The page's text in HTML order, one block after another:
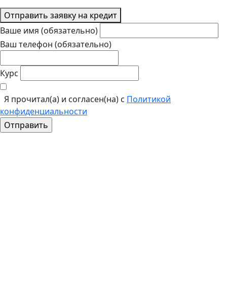
Отправить заявку на кредит
Ваше имя (обязательно)
Ваш телефон (обязательно)
Курс
Я прочитал(а) и согласен(на) с Политикой
конфиденциальности